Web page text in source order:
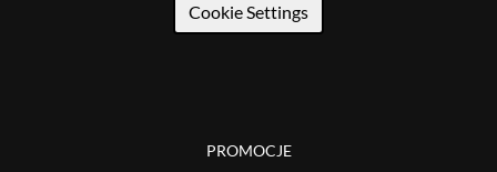
Cookie Settings
PROMOCJE